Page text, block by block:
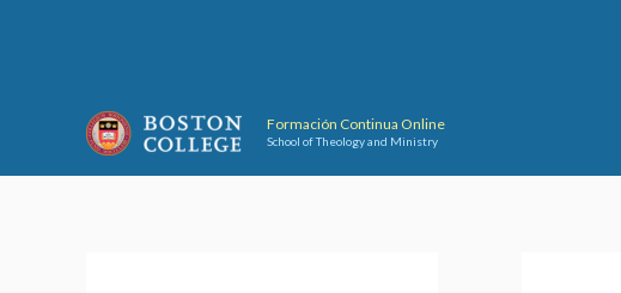
Formación Continua Online
School of Theology and Ministry